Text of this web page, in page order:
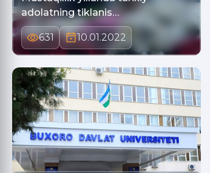
adolatning tiklanis…
631 10.01.2022